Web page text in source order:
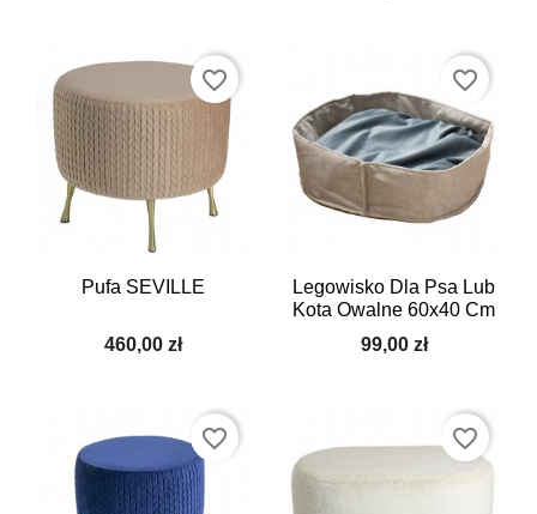
Pufa SEVILLE
460,00 zł
favorite_border
Legowisko Dla Psa Lub
Kota Owalne 60x40 Cm
99,00 zł
favorite_border
favorite_border favorite_border